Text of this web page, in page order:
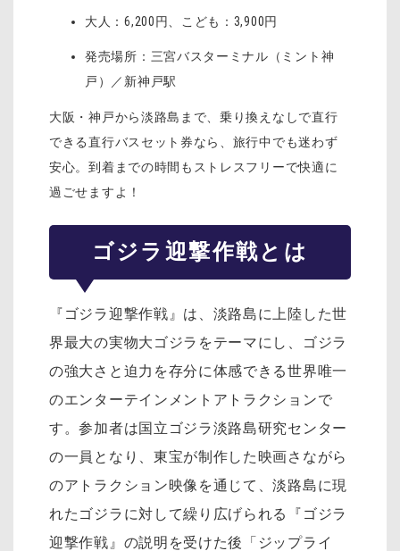
大人：6,200円、こども：3,900円
発売場所：三宮バスターミナル（ミント神
戸）／新神戸駅
大阪・神戸から淡路島まで、乗り換えなしで直行
できる直行バスセット券なら、旅行中でも迷わず
安心。到着までの時間もストレスフリーで快適に
過ごせますよ！
ゴジラ迎撃作戦とは
『ゴジラ迎撃作戦』は、淡路島に上陸した世
界最大の実物大ゴジラをテーマにし、ゴジラ
の強大さと迫力を存分に体感できる世界唯一
のエンターテインメントアトラクションで
す。参加者は国立ゴジラ淡路島研究センター
の一員となり、東宝が制作した映画さながら
のアトラクション映像を通じて、淡路島に現
れたゴジラに対して繰り広げられる『ゴジラ
迎撃作戦』の説明を受けた後「ジップライ